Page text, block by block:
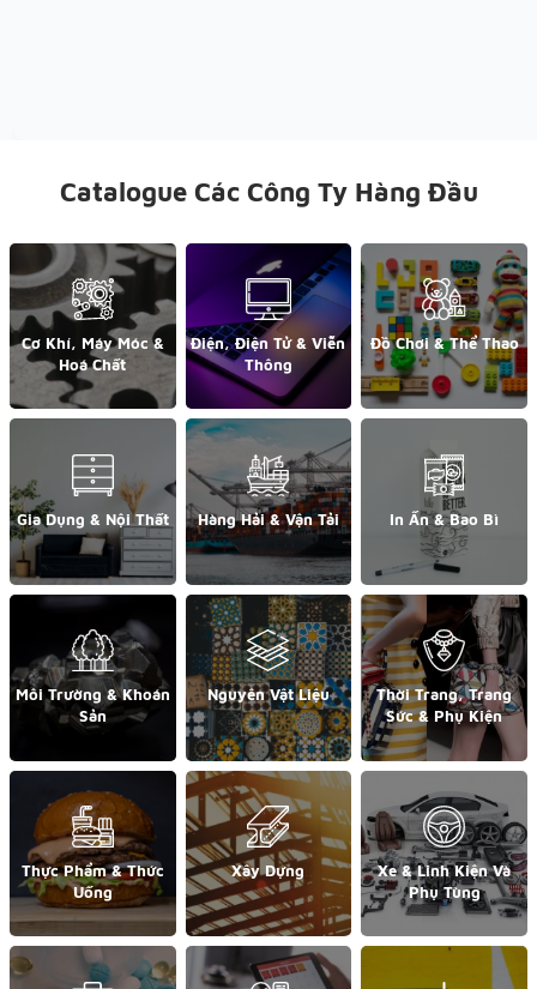
Catalogue Các Công Ty Hàng Đầu
Cơ Khí, Máy Móc &
Hoá Chất
Điện, Điện Tử & Viễn
Thông
Đồ Chơi & Thể Thao
Gia Dụng & Nội Thất Hàng Hải & Vận Tải In Ấn & Bao Bì
Môi Trường & Khoán
Sản
Nguyên Vật Liệu
Thời Trang, Trang
Sức & Phụ Kiện
Thực Phẩm & Thức
Uống
Xây Dựng
Xe & Linh Kiện Và
Phụ Tùng